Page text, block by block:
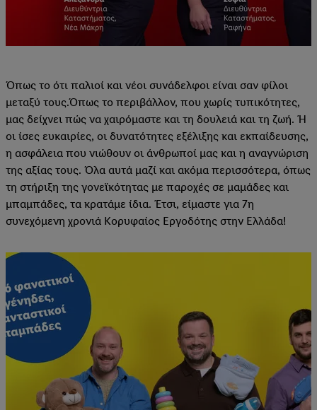
Όπως το ότι παλιοί και νέοι συνάδελφοι είναι σαν φίλοι
μεταξύ τους.Όπως το περιβάλλον, που χωρίς τυπικότητες,
μας δείχνει πώς να χαιρόμαστε και τη δουλειά και τη ζωή. Ή
οι ίσες ευκαιρίες, οι δυνατότητες εξέλιξης και εκπαίδευσης,
η ασφάλεια που νιώθουν οι άνθρωποί μας και η αναγνώριση
της αξίας τους. Όλα αυτά μαζί και ακόμα περισσότερα, όπως
τη στήριξη της γονεϊκότητας με παροχές σε μαμάδες και
μπαμπάδες, τα κρατάμε ίδια. Έτσι, είμαστε για 7η
συνεχόμενη χρονιά Κορυφαίος Εργοδότης στην Ελλάδα!